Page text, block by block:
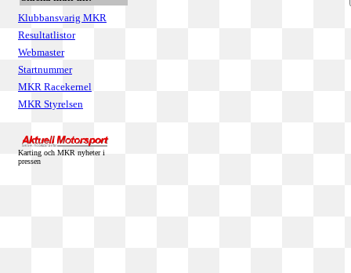
Klubbansvarig MKR
Resultatlistor
Webmaster
Startnummer
MKR Racekernel
MKR Styrelsen
Karting och MKR nyheter i
pressen